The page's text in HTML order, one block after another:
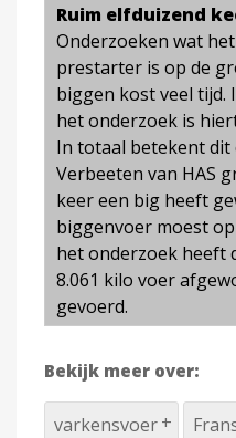
Ruim elfduizend
Onderzoeken wat
prestarter is op de
biggen kost veel tijd.
het onderzoek is
In totaal betekent
Verbeeten van HAS
keer een big heeft
biggenvoer moest
het onderzoek heeft
8.061 kilo voer
gevoerd.
Bekijk meer over:
varkensvoer